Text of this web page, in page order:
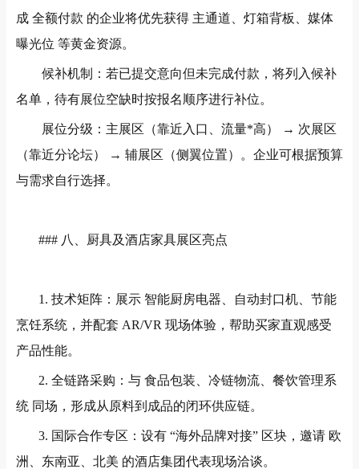
成 全额付款 的企业将优先获得 主通道、灯箱背板、媒体
曝光位 等黄金资源。
候补机制：若已提交意向但未完成付款，将列入候补
名单，待有展位空缺时按报名顺序进行补位。
展位分级：主展区（靠近入口、流量*高） → 次展区
（靠近分论坛）
→ 辅展区（侧翼位置）。企业可根据预算
与需求自行选择。
### 八、厨具及酒店家具展区亮点
1. 技术矩阵：展示 智能厨房电器、自动封口机、节能
烹饪系统，并配套 AR/VR 现场体验，帮助买家直观感受
产品性能。
2. 全链路采购：与 食品包装、冷链物流、餐饮管理系
统 同场，形成从原料到成品的闭环供应链。
3. 国际合作专区：设有 “海外品牌对接” 区块，邀请 欧
洲、东南亚、北美 的酒店集团代表现场洽谈。